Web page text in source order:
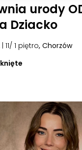
urody
Dziacko
| 11/ 1 piętro, Chorzów